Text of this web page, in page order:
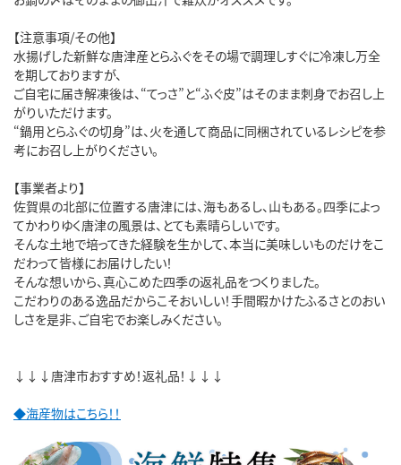
【注意事項/その他】
水揚げした新鮮な唐津産とらふぐをその場で調理しすぐに冷凍し万全
を期しておりますが、
ご自宅に届き解凍後は、“てっさ”と“ふぐ皮”はそのまま刺身でお召し上
がりいただけます。
“鍋用とらふぐの切身”は、火を通して商品に同梱されているレシピを参
考にお召し上がりください。
【事業者より】
佐賀県の北部に位置する唐津には、海もあるし、山もある。四季によっ
てかわりゆく唐津の風景は、とても素晴らしいです。
そんな土地で培ってきた経験を生かして、本当に美味しいものだけをこ
だわって皆様にお届けしたい！
そんな想いから、真心こめた四季の返礼品をつくりました。
こだわりのある逸品だからこそおいしい！手間暇かけたふるさとのおい
しさを是非、ご自宅でお楽しみください。
↓↓↓唐津市おすすめ！返礼品！↓↓↓
◆海産物はこちら！！